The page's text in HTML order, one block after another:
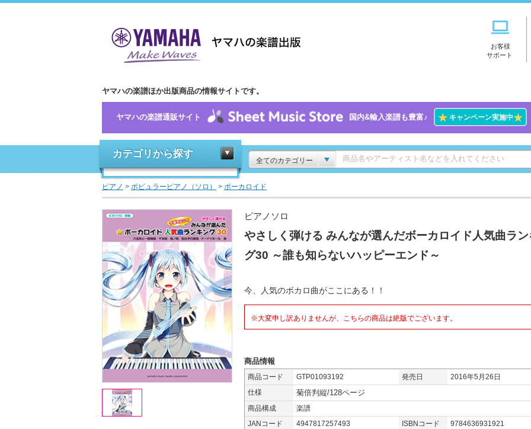
お客様
サポート
ヤマハの楽譜ほか出版商品の情報サイトです。
ヤマハの楽譜通販サイト 国内&輸入楽譜も豊富♪ ★キャンペーン実施中★
カテゴリから探す
全てのカテゴリー
ピアノ > ポピュラーピアノ（ソロ） > ボーカロイド
ピアノソロ
やさしく弾ける みんなが選んだボーカロイド人気曲ラン
グ30 ～誰も知らないハッピーエンド～
今、人気のボカロ曲がここにある！！
※大変申し訳ありませんが、こちらの商品は絶版でございます。
商品情報
商品コード GTP01093192 発売日
2016年5月26日
仕様
菊倍判縦/128ページ
商品構成
楽譜
JANコード
4947817257493 ISBNコード
9784636931921